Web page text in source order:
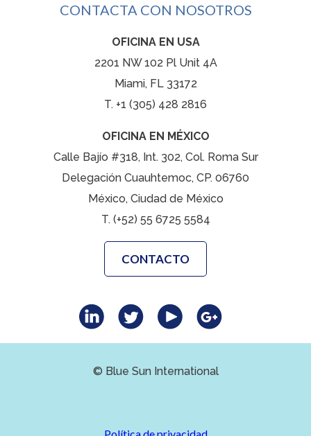
CONTACTA CON NOSOTROS
OFICINA EN USA
2201 NW 102 Pl Unit 4A
Miami, FL 33172
T. +1 (305) 428 2816
OFICINA EN MÉXICO
Calle Bajío #318, Int. 302, Col. Roma Sur
Delegación Cuauhtemoc, CP. 06760
México, Ciudad de México
T. (+52) 55 6725 5584
CONTACTO
© Blue Sun International